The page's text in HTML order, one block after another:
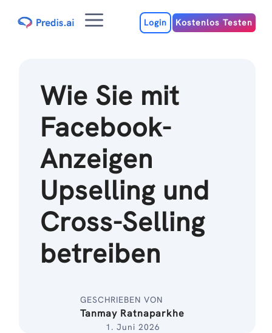
Inhalt
MenuLogin Kostenlos Testen
Wie Sie mit
Facebook-
Anzeigen
Upselling und
Cross-Selling
betreiben
GESCHRIEBEN VON
Tanmay Ratnaparkhe
1. Juni 2026